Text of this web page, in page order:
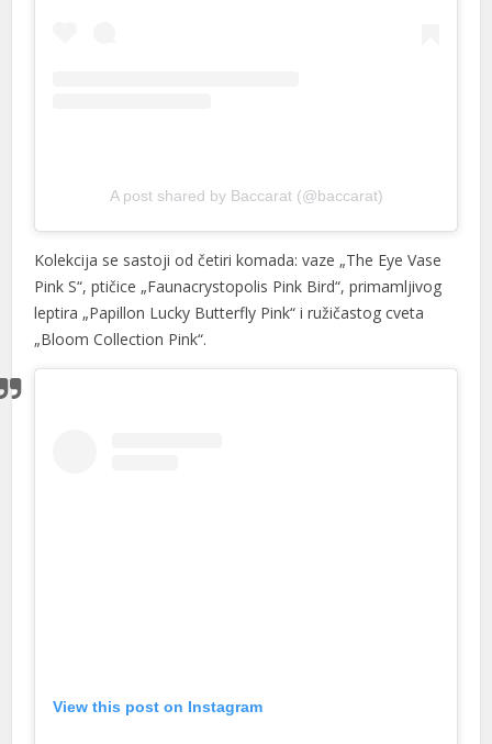
A post shared by Baccarat (@baccarat)
Kolekcija se sastoji od četiri komada: vaze „The Eye Vase
Pink S“, ptičice „Faunacrystopolis Pink Bird“, primamljivog
leptira „Papillon Lucky Butterfly Pink“ i ružičastog cveta
„Bloom Collection Pink“.
View this post on Instagram